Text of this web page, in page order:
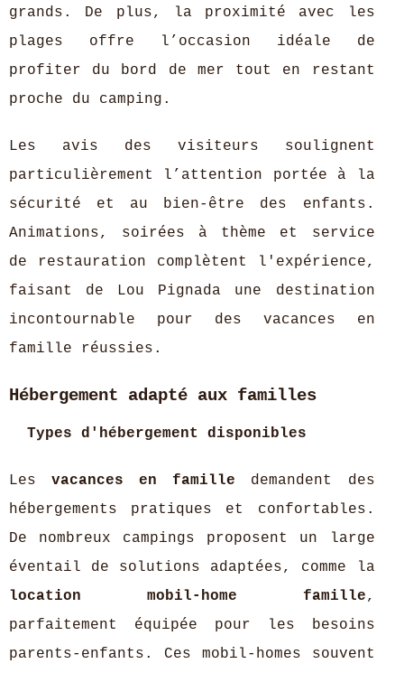
grands. De plus, la proximité avec les
plages offre l’occasion idéale de
profiter du bord de mer tout en restant
proche du camping.
Les avis des visiteurs soulignent
particulièrement l’attention portée à la
sécurité et au bien-être des enfants.
Animations, soirées à thème et service
de restauration complètent l'expérience,
faisant de Lou Pignada une destination
incontournable pour des vacances en
famille réussies.
Hébergement adapté aux familles
Types d'hébergement disponibles
Lesvacances en famille demandent des
hébergements pratiques et confortables.
De nombreux campings proposent un large
éventail de solutions adaptées, comme la
location mobil-home famille,
parfaitement équipée pour les besoins
parents-enfants. Ces mobil-homes souvent